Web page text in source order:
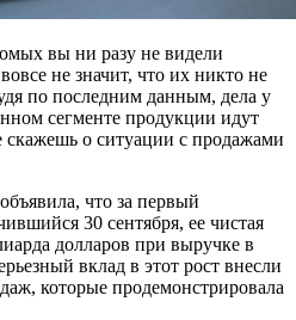
вы ни разу не видели
не значит, что их никто не
по последним данным, дела у
сегменте продукции идут
скажешь о ситуации с продажами
что за первый
30 сентября, ее чистая
долларов при выручке в
вклад в этот рост внесли
которые продемонстрировала